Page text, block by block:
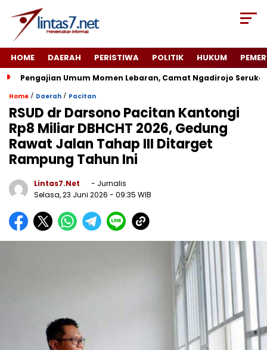
HOME DAERAH PERISTIWA POLITIK HUKUM
Pengajian Umum Momen Lebaran, Camat Ngadirojo
Home / Daerah / Pacitan
RSUD dr Darsono Pacitan Kantongi
Rp8 Miliar DBHCHT 2026, Gedung
Rawat Jalan Tahap III Ditarget
Rampung Tahun Ini
Lintas7.net
- Jurnalis
Selasa, 23 Juni 2026 - 09:35 WIB